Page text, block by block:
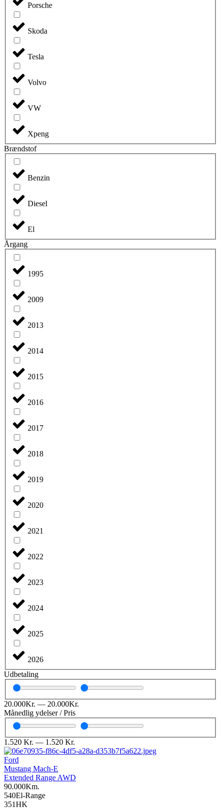
Porsche
Skoda
Tesla
Volvo
VW
Xpeng
Brændstof
Benzin
Diesel
El
Årgang
1995
2009
2013
2014
2015
2016
2017
2018
2019
2020
2021
2022
2023
2024
2025
2026
Udbetaling
20.000Kr. — 20.000Kr.
Månedlig ydelser / Pris
1.520 Kr. — 1.520 Kr.
Ford
Mustang Mach-E
Extended Range AWD
90.000Km.
540El-Range
351HK